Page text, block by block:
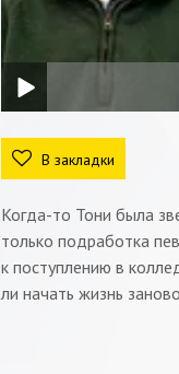
В закладки
Когда-то Тони была
только подработка
к поступлению в
ли начать жизнь